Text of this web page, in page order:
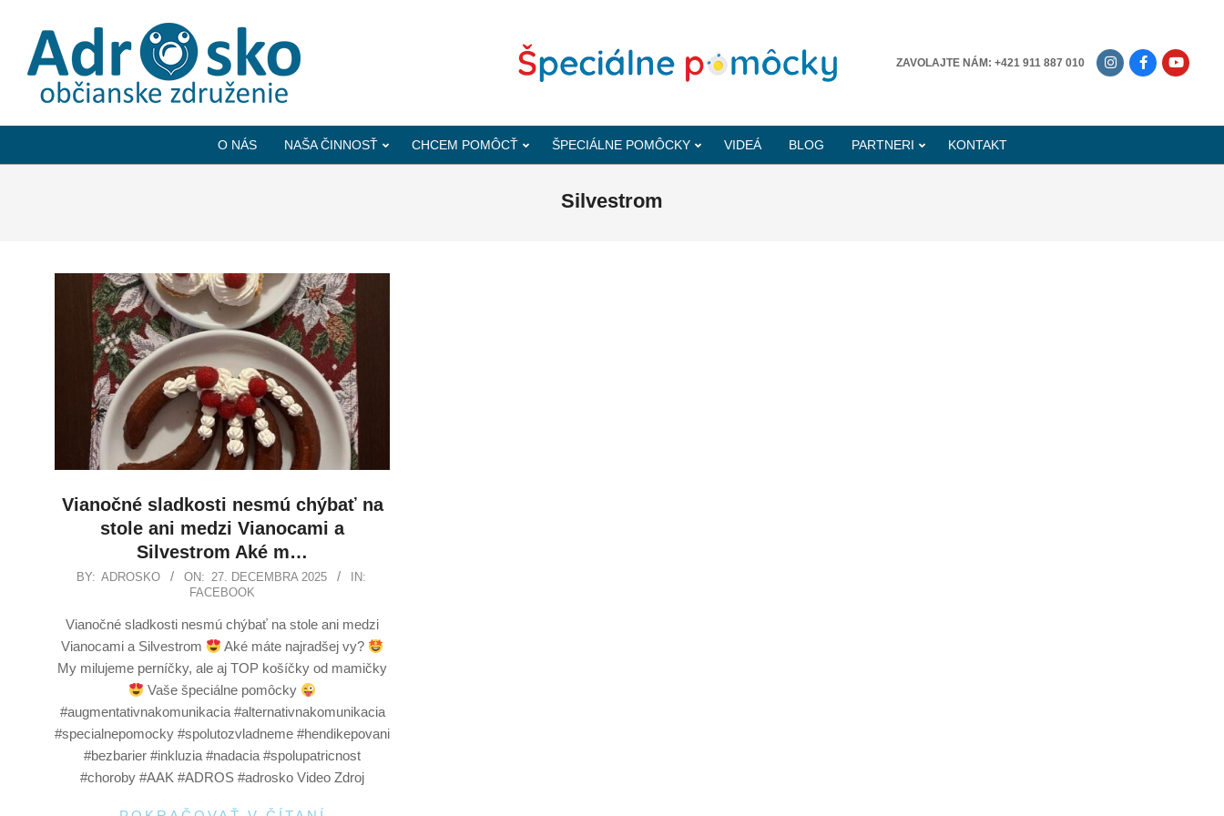
OBČIANSKE
ZAVOLAJTE NÁM: +421 911 887 010
O NÁS NAŠA ČINNOSŤ CHCEM POMÔCŤ ŠPECIÁLNE POMÔCKY VIDEÁ BLOG PARTNERI KONTAKT
Silvestrom
Vianočné sladkosti nesmú chýbať na
stole ani medzi Vianocami a
Silvestrom Aké m…
BY: ADROSKO ON: 27. DECEMBRA 2025
IN:
FACEBOOK
Vianočné sladkosti nesmú chýbať na stole ani medzi
Vianocami a Silvestrom
Aké máte najradšej vy?
My milujeme perníčky, ale aj TOP košíčky od mamičky
Vaše špeciálne pomôcky
#augmentativnakomunikacia #alternativnakomunikacia
#specialnepomocky #spolutozvladneme #hendikepovani
#bezbarier #inkluzia #nadacia #spolupatricnost
#choroby #AAK #ADROS #adrosko Video Zdroj